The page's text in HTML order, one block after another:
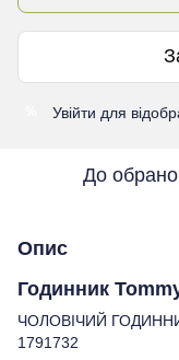
Увійти для
До
Опис
Годинник
ЧОЛОВІЧИЙ
1791732